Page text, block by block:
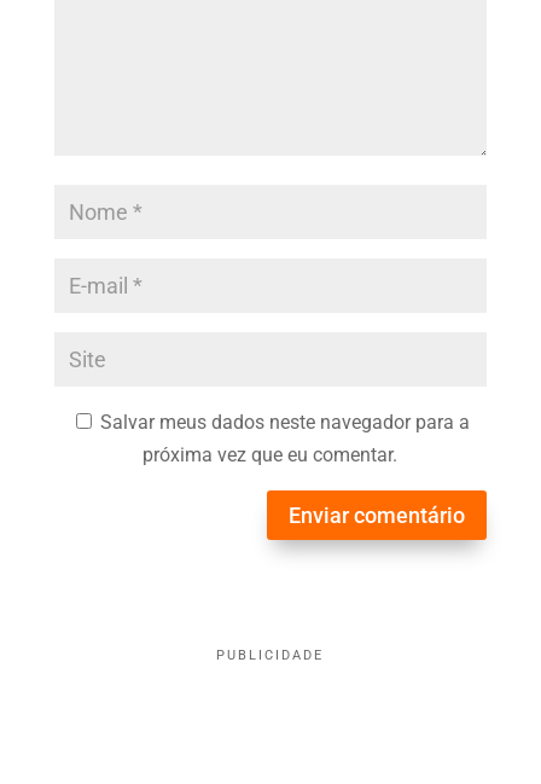
Salvar meus dados neste navegador para a
próxima vez que eu comentar.
Enviar comentário
PUBLICIDADE